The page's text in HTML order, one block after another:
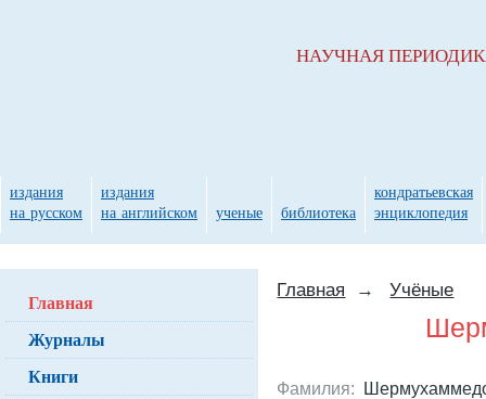
Главная → Учёные
Фамилия:
Главная
Журналы
Книги
НАУЧНАЯ
издания
на русском
издания
на английском
ученые библиотека
кондратьевская
энциклопедия